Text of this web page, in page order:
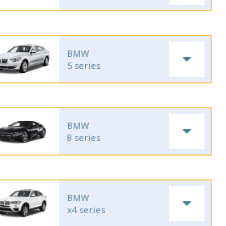
BMW
5 series
BMW
8 series
BMW
x4 series